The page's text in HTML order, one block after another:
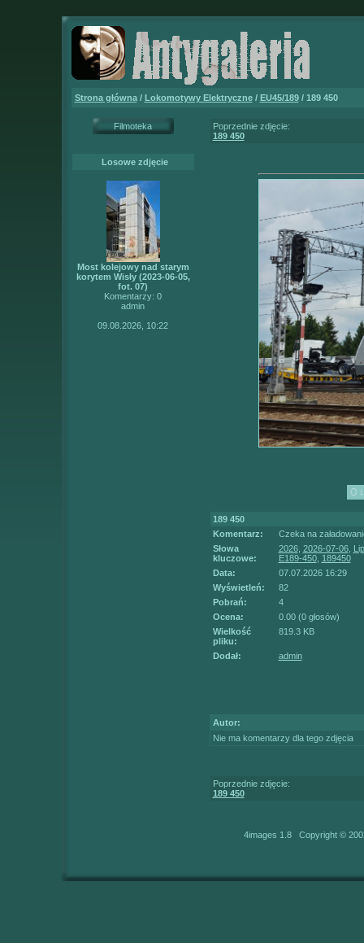
Strona główna/ Lokomotywy Elektryczne/ EU45/189/ 189 450
Filmoteka
Losowe zdjęcie
Most kolejowy nad starym
korytem Wisły (2023-06-05,
fot. 07)
Komentarzy: 0
admin
09.08.2026, 10:22
Poprzednie zdjęcie:
189 450
189 450
Komentarz:
Czeka na
Słowa
kluczowe:
2026, 2026-07-06,
E189-450, 189450
Data:
07.07.2026 16:29
Wyświetleń:
82
Pobrań:
4
Ocena:
0.00 (0 głosów)
Wielkość
pliku:
819.3 KB
Dodał: admin
Autor:
Nie ma komentarzy dla tego zdjęcia
Poprzednie zdjęcie:
189 450
4images 1.8 Copyright ©